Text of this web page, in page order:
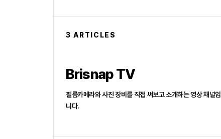
3 ARTICLES
Brisnap TV
필름카메라와 사진 장비를 직접 써보고 소개하는 영상 채널입
니다.